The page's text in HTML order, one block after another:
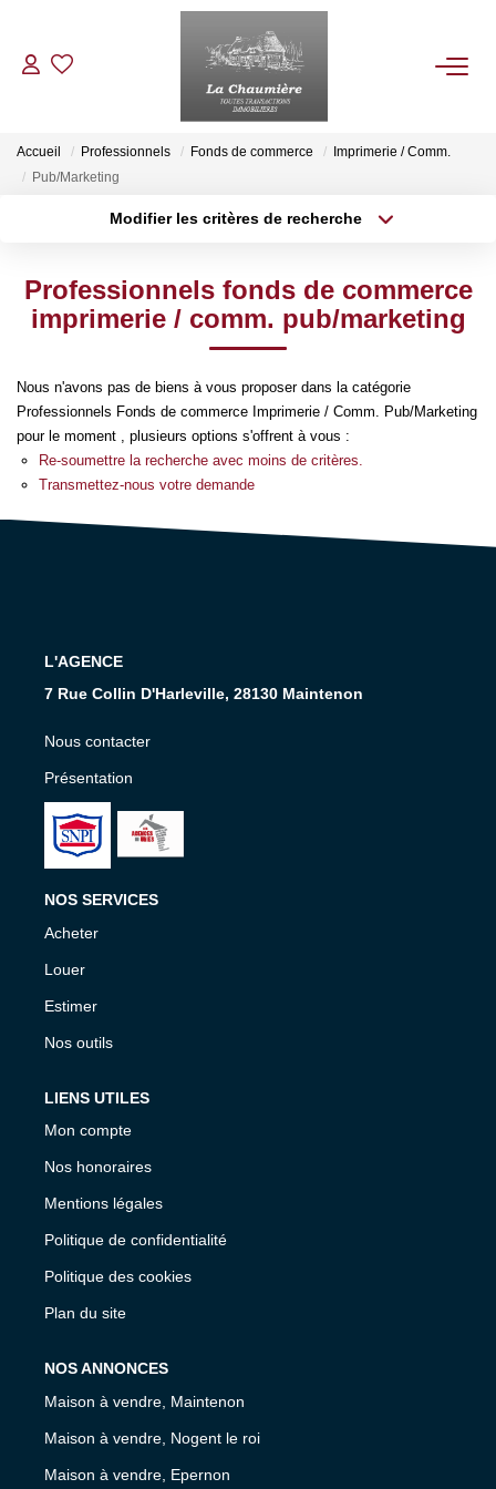
ACHETER
LOUER
ESTIMER
NOS BIENS VENDUS
NOTRE AGENCE
Qui Sommes Nous
Accueil Professionnels Fonds de commerce
Imprimerie / Comm.
Pub/Marketing
Modifier les critères de recherche
Sélectionnez...
Type de bien
Surface min
Créer une alerte
Professionnels fonds de commerce
imprimerie / comm. pub/marketing
Nous n'avons pas de biens à vous proposer dans la catégorie
Professionnels Fonds de commerce Imprimerie / Comm. Pub/Marketing
pour le moment , plusieurs options s'offrent à vous :
Re-soumettre la recherche avec moins de critères.
Transmettez-nous votre demande
L'AGENCE
7 Rue Collin D'Harleville, 28130 Maintenon
Nous contacter
Présentation
NOS SERVICES
Acheter
Louer
Estimer
Nos outils
LIENS UTILES
Mon compte
Nos honoraires
Mentions légales
Politique de confidentialité
Politique des cookies
Plan du site
NOS ANNONCES
Maison à vendre, Maintenon
Maison à vendre, Nogent le roi
Maison à vendre, Epernon